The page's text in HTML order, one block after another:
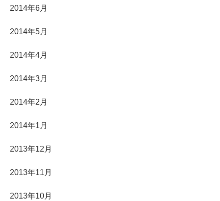
2014年6月
2014年5月
2014年4月
2014年3月
2014年2月
2014年1月
2013年12月
2013年11月
2013年10月